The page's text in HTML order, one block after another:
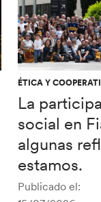
ÉTICA Y
La
social en
algunas
estamos.
Publicado el: